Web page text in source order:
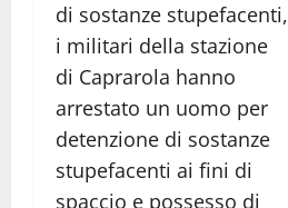
di sostanze stupefacenti,
i militari della stazione
di Caprarola hanno
arrestato un uomo per
detenzione di sostanze
stupefacenti ai fini di
spaccio e possesso di